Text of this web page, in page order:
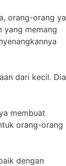
orang-orang
yang memang
dari kecil. Dia
membuat
orang-orang
dengan